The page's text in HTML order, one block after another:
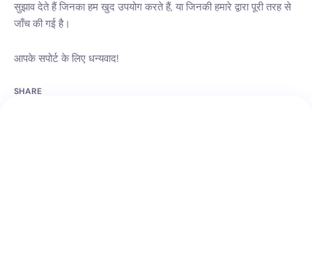
सुझाव देते हैं जिनका हम खुद उपयोग करते हैं, या जिनकी हमारे द्वारा पूरी तरह से
जाँच की गई है।
आपके सपोर्ट के लिए धन्यवाद!
SHARE